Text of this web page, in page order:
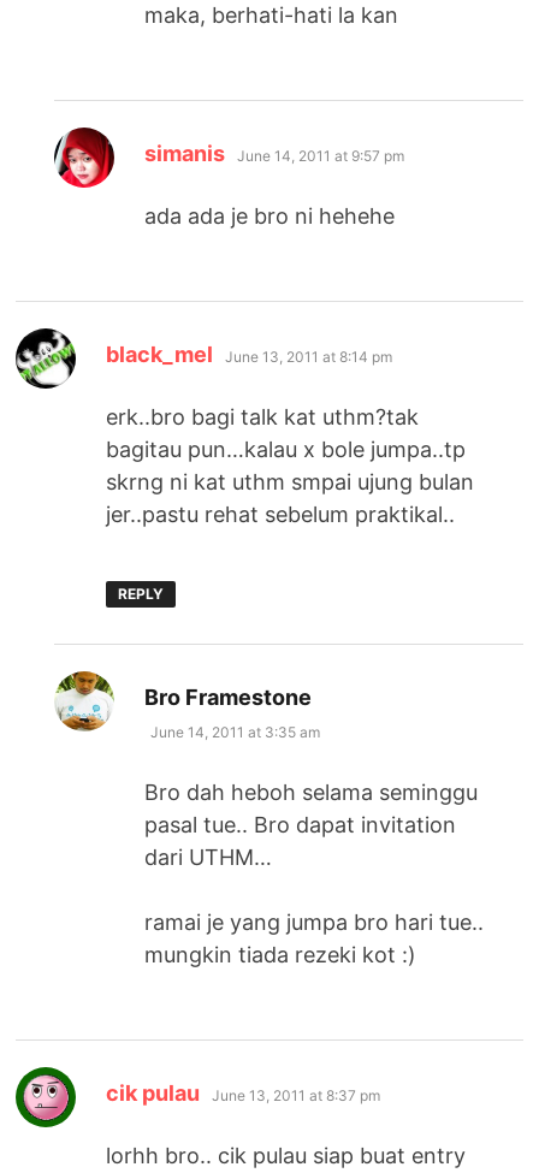
maka, berhati-hati la kan
simanis says:
June 14, 2011 at 9:57 pm
ada ada je bro ni hehehe
black_mel says:
June 13, 2011 at 8:14 pm
erk..bro bagi talk kat uthm?tak
bagitau pun…kalau x bole jumpa..tp
skrng ni kat uthm smpai ujung bulan
jer..pastu rehat sebelum praktikal..
REPLY
Bro Framestone
June 14, 2011 at 3:35 am
Bro dah heboh selama seminggu
pasal tue.. Bro dapat invitation
dari UTHM…
ramai je yang jumpa bro hari tue..
mungkin tiada rezeki kot :)
cik pulau says:
June 13, 2011 at 8:37 pm
lorhh bro.. cik pulau siap buat entry